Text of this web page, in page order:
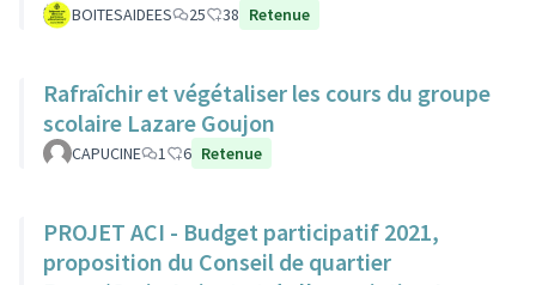
BOITESAIDEES 25 38 Retenue
Rafraîchir et végétaliser les cours du groupe
scolaire Lazare Goujon
CAPUCINE 1 6 Retenue
PROJET ACI - Budget participatif 2021,
proposition du Conseil de quartier